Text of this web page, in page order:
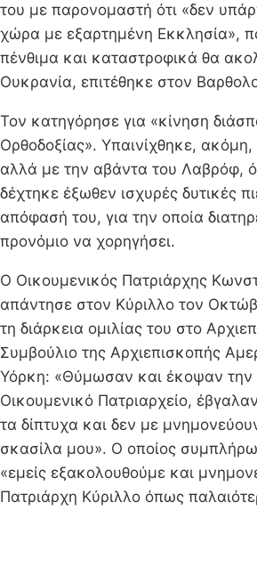
του με παρονομαστή ότι «δεν
χώρα με εξαρτημένη Εκκλησία»,
πένθιμα και καταστροφικά θα
Ουκρανία, επιτέθηκε στον
Τον κατηγόρησε για «κίνηση
Ορθοδοξίας». Υπαινίχθηκε, ακόμη,
αλλά με την αβάντα του Λαβρόφ,
δέχτηκε έξωθεν ισχυρές δυτικές
απόφασή του, για την οποία
προνόμιο να χορηγήσει.
Ο Οικουμενικός Πατριάρχης
απάντησε στον Κύριλλο τον
τη διάρκεια ομιλίας του στο
Συμβούλιο της Αρχιεπισκοπής
Υόρκη: «Θύμωσαν και έκοψαν την
Οικουμενικό Πατριαρχείο,
τα δίπτυχα και δεν με
σκασίλα μου». Ο οποίος
«εμείς εξακολουθούμε και
Πατριάρχη Κύριλλο όπως